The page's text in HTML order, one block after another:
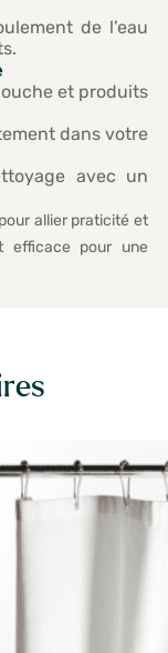
de l’eau
et produits
dans votre
avec un
allier praticité et
efficace pour une